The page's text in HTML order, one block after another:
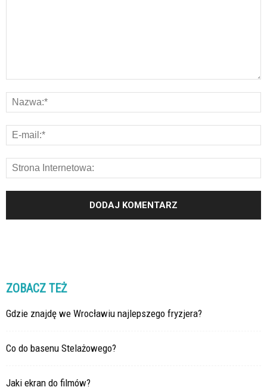
ZOBACZ TEŻ
Gdzie znajdę we Wrocławiu najlepszego fryzjera?
Co do basenu Stelażowego?
Jaki ekran do filmów?